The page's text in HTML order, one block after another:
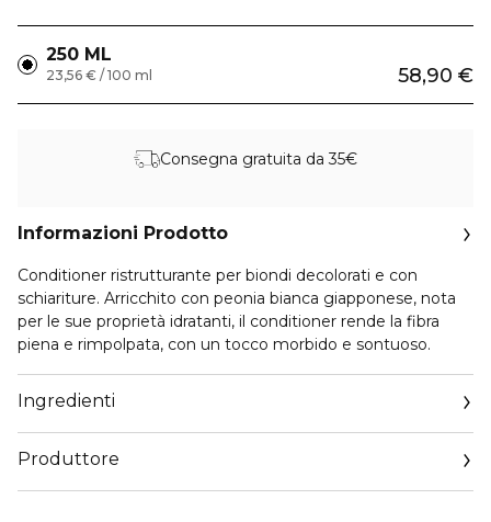
250 ML
58,90 €
23,56 € / 100 ml
Consegna gratuita da 35€
Informazioni Prodotto
Conditioner ristrutturante per biondi decolorati e con
schiariture. Arricchito con peonia bianca giapponese, nota
per le sue proprietà idratanti, il conditioner rende la fibra
piena e rimpolpata, con un tocco morbido e sontuoso.
Ingredienti
Produttore